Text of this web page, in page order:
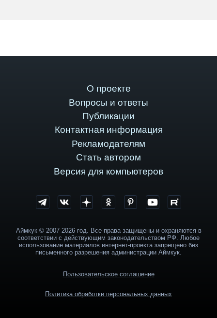
О проекте
Вопросы и ответы
Публикации
Контактная информация
Рекламодателям
Стать автором
Версия для компьютеров
Аймкук © 2007-2026 год. Все права защищены и охраняются в
соответствии с действующим законодательством РФ. Любое
использование материалов интернет-проекта запрещено без
письменного разрешения администрации Аймкук.
Пользовательское соглашение
Политика обработки персональных данных